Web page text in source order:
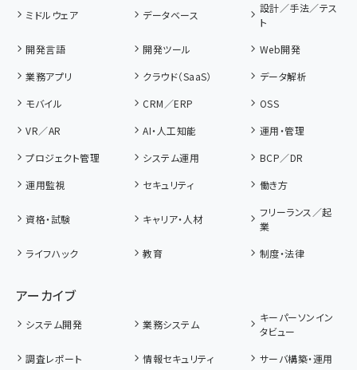
ミドルウェア データベース
設計／手法／テス
ト
開発言語
開発ツール
Web開発
業務アプリ
クラウド（SaaS）
データ解析
モバイル
CRM／ERP
OSS
VR／AR
AI・人工知能
運用・管理
プロジェクト管理
システム運用
BCP／DR
運用監視
セキュリティ 働き方
資格・試験 キャリア・人材
フリーランス／起
業
ライフハック
教育 制度・法律
アーカイブ
システム開発 業務システム
キーパーソンイン
タビュー
調査レポート
情報セキュリティ
サーバ構築・運用